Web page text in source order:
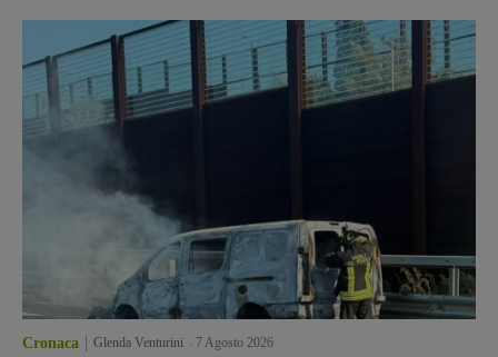
Cronaca Glenda Venturini 7 Agosto 2026